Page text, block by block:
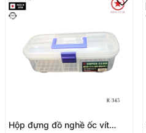
Hộp đựng đồ nghề ốc vít